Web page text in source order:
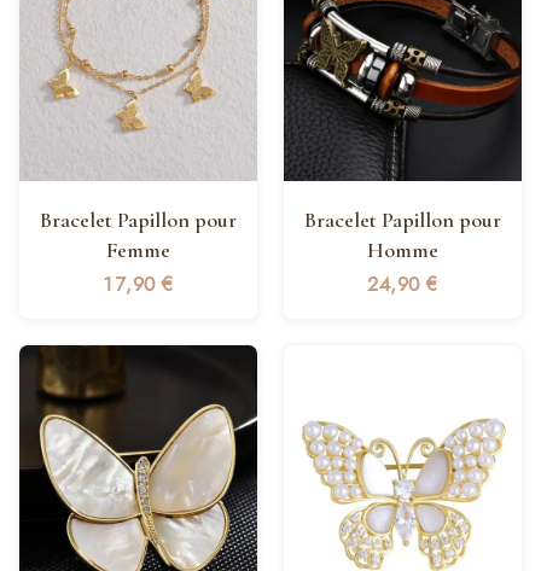
Bracelet Papillon pour
Femme
17,90€
Bracelet Papillon pour
Homme
24,90€